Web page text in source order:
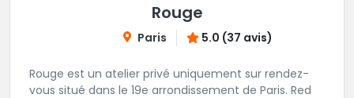
Rouge
Paris 5.0 (37 avis)
Rouge est un atelier privé uniquement sur rendez-
vous situé dans le 19e arrondissement de Paris. Red